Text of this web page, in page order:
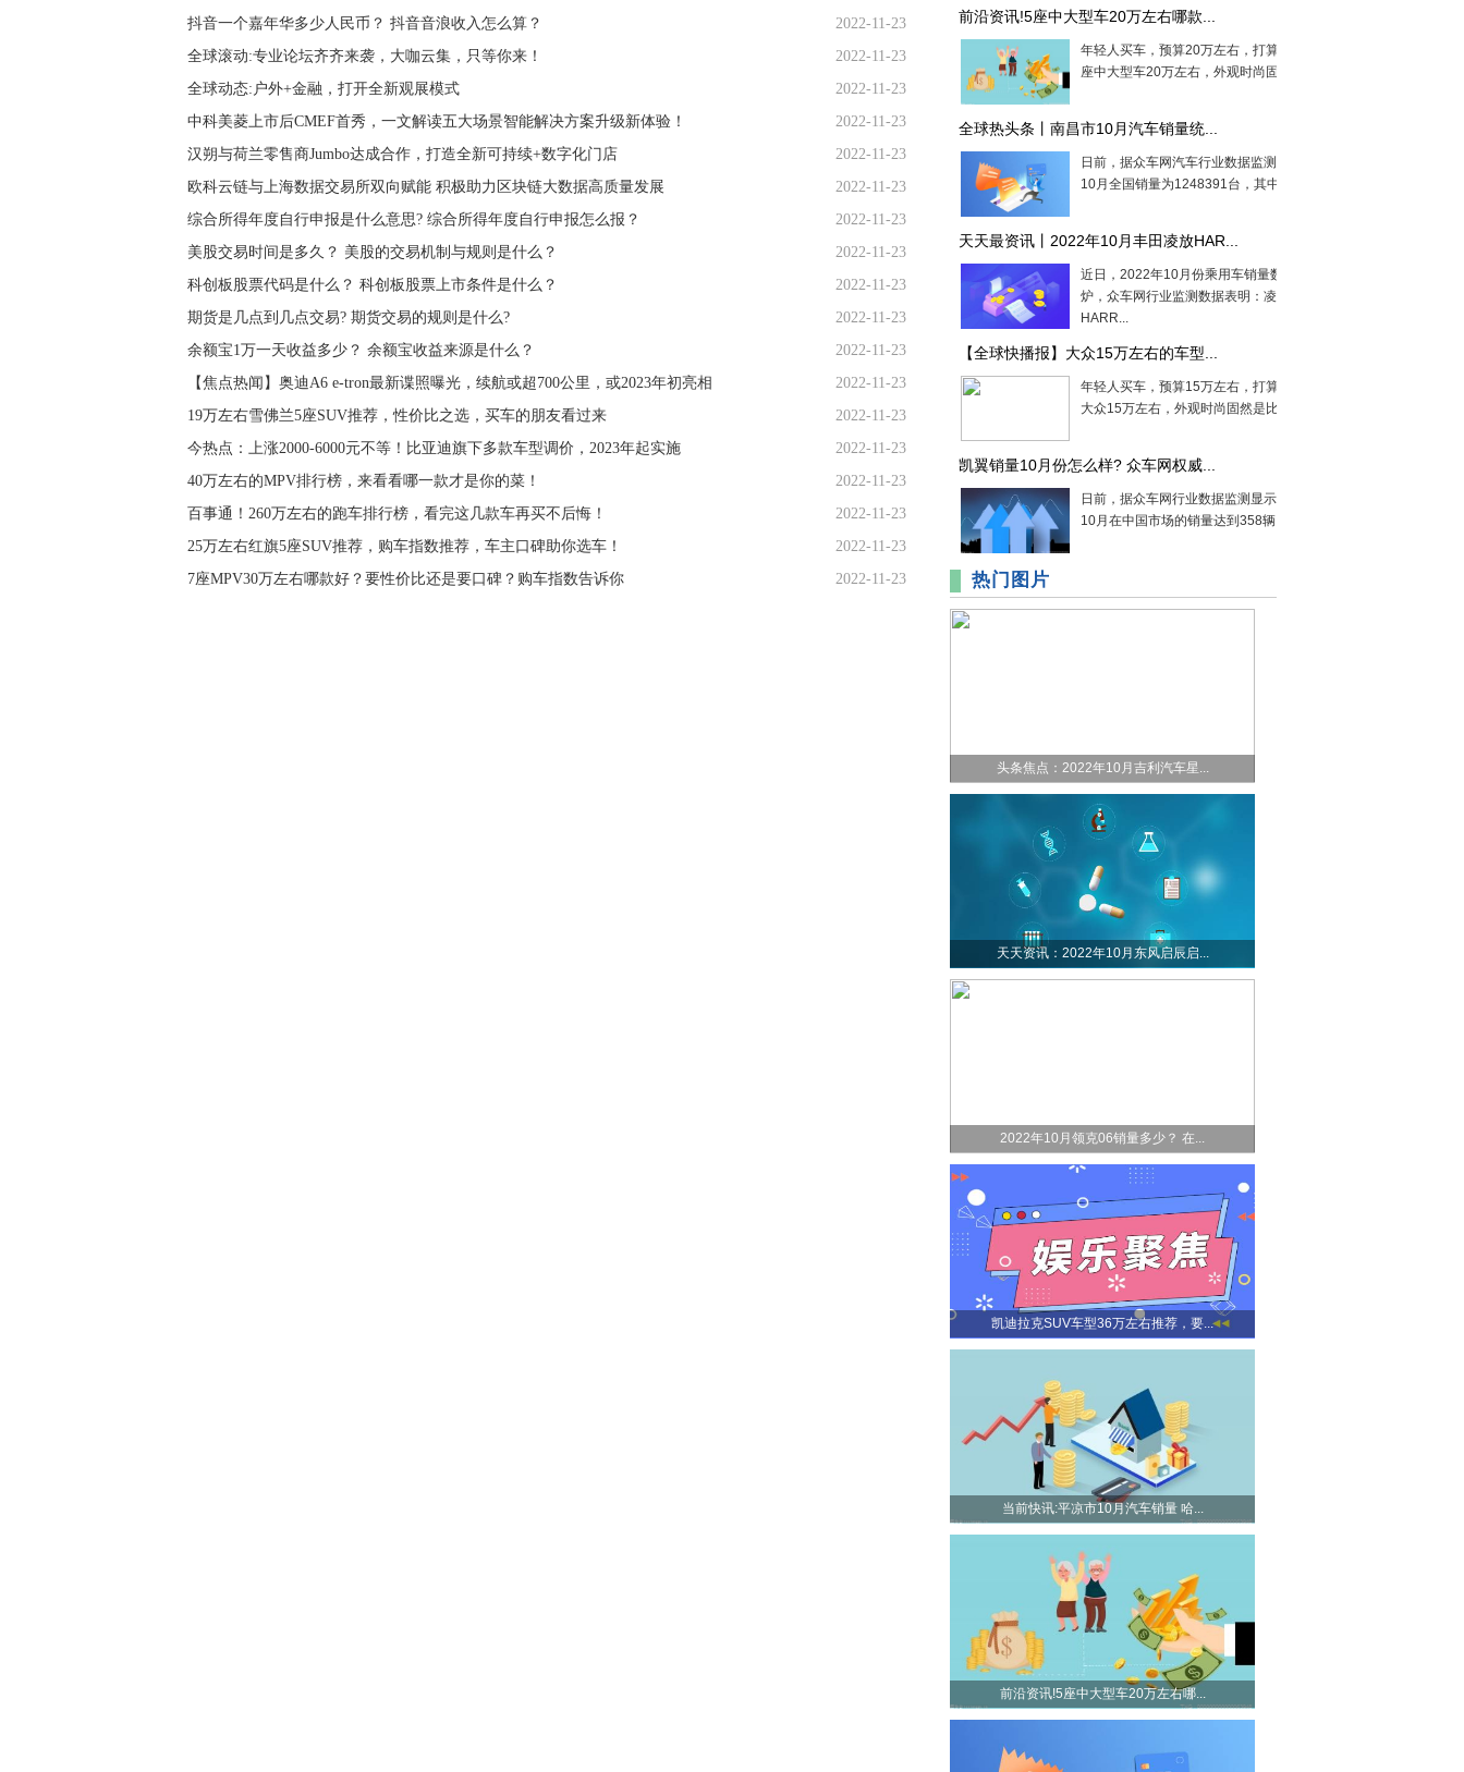
抖音一个嘉年华多少人民币？ 抖音音浪收入怎么算？
2022-11-23
全球滚动:专业论坛齐齐来袭，大咖云集，只等你来！
2022-11-23
全球动态:户外+金融，打开全新观展模式
2022-11-23
中科美菱上市后CMEF首秀，一文解读五大场景智能解决方案升级新体验！
2022-11-23
汉朔与荷兰零售商Jumbo达成合作，打造全新可持续+数字化门店
2022-11-23
欧科云链与上海数据交易所双向赋能 积极助力区块链大数据高质量发展
2022-11-23
综合所得年度自行申报是什么意思? 综合所得年度自行申报怎么报？
2022-11-23
美股交易时间是多久？ 美股的交易机制与规则是什么？
2022-11-23
科创板股票代码是什么？ 科创板股票上市条件是什么？
2022-11-23
期货是几点到几点交易? 期货交易的规则是什么?
2022-11-23
余额宝1万一天收益多少？ 余额宝收益来源是什么？
2022-11-23
【焦点热闻】奥迪A6 e-tron最新谍照曝光，续航或超700公里，或2023年初亮相
2022-11-23
19万左右雪佛兰5座SUV推荐，性价比之选，买车的朋友看过来
2022-11-23
今热点：上涨2000-6000元不等！比亚迪旗下多款车型调价，2023年起实施
2022-11-23
40万左右的MPV排行榜，来看看哪一款才是你的菜！
2022-11-23
百事通！260万左右的跑车排行榜，看完这几款车再买不后悔！
2022-11-23
25万左右红旗5座SUV推荐，购车指数推荐，车主口碑助你选车！
2022-11-23
7座MPV30万左右哪款好？要性价比还是要口碑？购车指数告诉你
2022-11-23
前沿资讯!5座中大型车20万左右哪款...
年轻人买车，预算20万左右，打算买一辆5
座中大型车20万左右，外观时尚固然...
全球热头条丨南昌市10月汽车销量统...
日前，据众车网汽车行业数据监测显示，
10月全国销量为1248391台，其中南昌...
天天最资讯丨2022年10月丰田凌放HAR...
近日，2022年10月份乘用车销量数据出
炉，众车网行业监测数据表明：凌放
HARR...
【全球快播报】大众15万左右的车型...
年轻人买车，预算15万左右，打算买一辆
大众15万左右，外观时尚固然是比较在...
凯翼销量10月份怎么样? 众车网权威...
日前，据众车网行业数据监测显示，凯翼
10月在中国市场的销量达到358辆，同...
热门图片
头条焦点：2022年10月吉利汽车星...
天天资讯：2022年10月东风启辰启...
2022年10月领克06销量多少？ 在...
凯迪拉克SUV车型36万左右推荐，要...
当前快讯:平凉市10月汽车销量 哈...
前沿资讯!5座中大型车20万左右哪...